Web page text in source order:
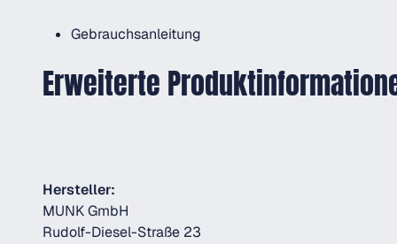
Gebrauchsanleitung
Erweiterte
Hersteller:
MUNK GmbH
Rudolf-Diesel-Straße 23